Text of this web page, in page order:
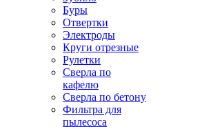
Буры
Отвертки
Электроды
Круги отрезные
Рулетки
Сверла по
кафелю
Сверла по бетону
Фильтра для
пылесоса